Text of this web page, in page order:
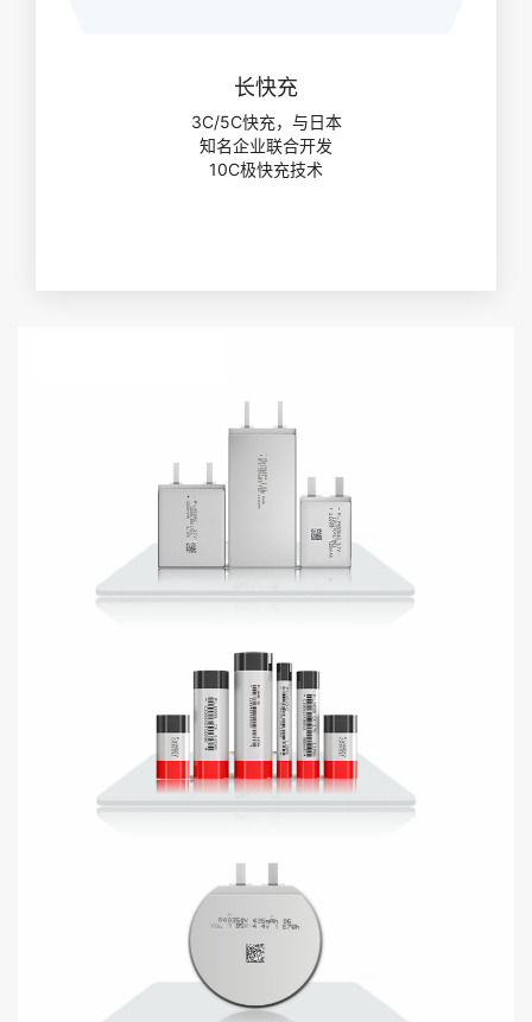
长快充
3C/5C快充，与日本
知名企业联合开发
10C极快充技术